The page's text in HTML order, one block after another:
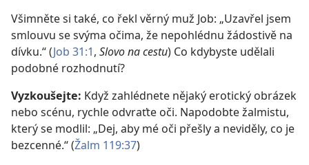
Všimněte si také, co řekl věrný muž Job: „Uzavřel jsem
smlouvu se svýma očima, že nepohlédnu žádostivě na
dívku.“ (Job 31:1, Slovo na cestu) Co kdybyste udělali
podobné rozhodnutí?
Vyzkoušejte: Když zahlédnete nějaký erotický obrázek
nebo scénu, rychle odvraťte oči. Napodobte žalmistu,
který se modlil: „Dej, aby mé oči přešly a neviděly, co je
bezcenné.“ (Žalm 119:37)